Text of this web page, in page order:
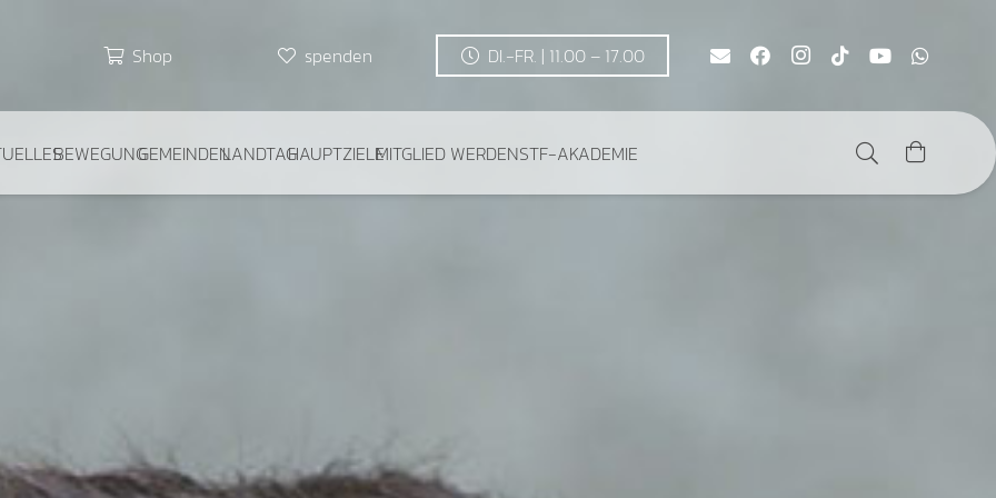
Shop spenden DI.-FR. | 11.00 – 17.00
BEWEGUNGGEMEINDENLANDTAGHAUPTZIELEMITGLIED WERDENSTF-AKADEMIE